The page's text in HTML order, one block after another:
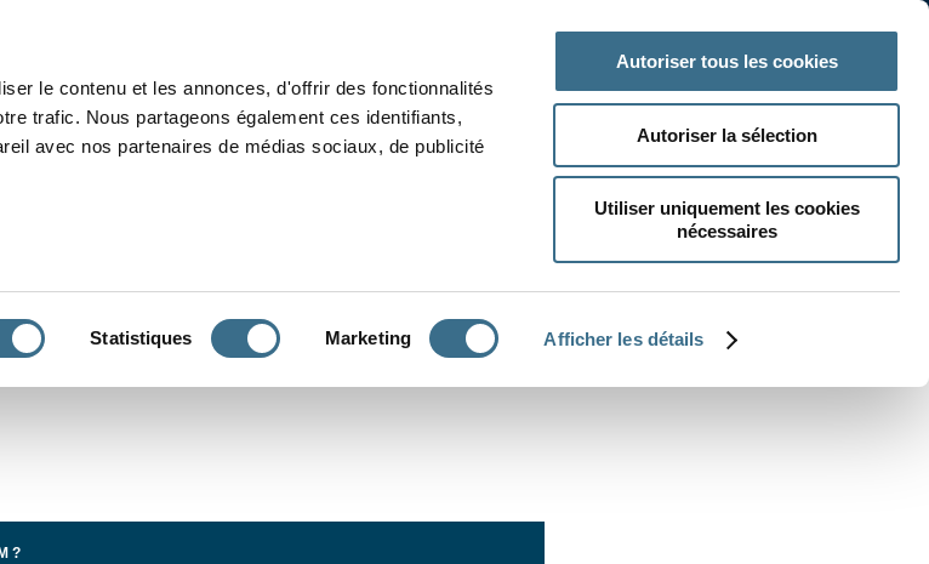
le contenu et les annonces, d'offrir des fonctionnalités
trafic. Nous partageons également ces identifiants,
avec nos partenaires de médias sociaux, de publicité
Statistiques Marketing Afficher les détails
Autoriser tous les cookies
Autoriser la sélection
Utiliser uniquement les cookies
nécessaires
?